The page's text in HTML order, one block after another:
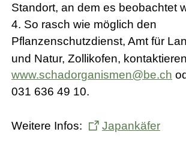
Standort, an dem es beobachtet
4. So rasch wie möglich den
Pflanzenschutzdienst, Amt für
und Natur, Zollikofen,
www.schadorganismen@be.ch
031 636 49 10.
Weitere Infos: Japankäfer